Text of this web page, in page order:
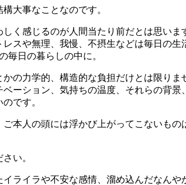
大事なことなのです。
く感じるのが人間当たり前だとは思い
スや無理、我慢、不摂生などは毎日の
毎日の暮らしの中に。
の力学的、構造的な負担だけとは限り
ーション、気持ちの温度、それらの背
です。
本人の頭には浮かび上がってこないも
い。
ライラや不安な感情、溜め込んだなん